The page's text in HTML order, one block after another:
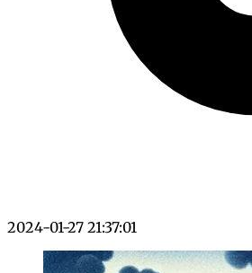
2024-01-27 21:37:01